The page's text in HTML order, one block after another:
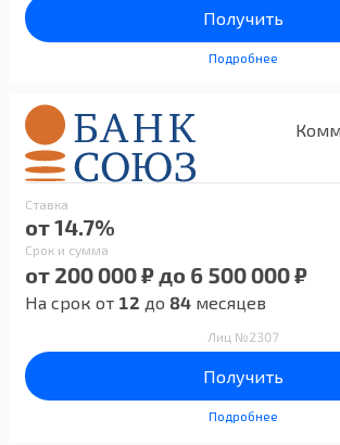
Получить
Подробнее
Ставка
от 14.7%
Срок и сумма
от 200 000 ₽ до 6 500 000 ₽
На срок от 12 до 84 месяцев
Лиц №2307
Получить
Подробнее